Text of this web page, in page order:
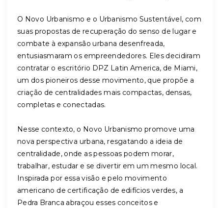
O Novo Urbanismo e o Urbanismo Sustentável, com
suas propostas de recuperação do senso de lugar e
combate à expansão urbana desenfreada,
entusiasmaram os empreendedores. Eles decidiram
contratar o escritório DPZ Latin America, de Miami,
um dos pioneiros desse movimento, que propõe a
criação de centralidades mais compactas, densas,
completas e conectadas.
Nesse contexto, o Novo Urbanismo promove uma
nova perspectiva urbana, resgatando a ideia de
centralidade, onde as pessoas podem morar,
trabalhar, estudar e se divertir em um mesmo local.
Inspirada por essa visão e pelo movimento
americano de certificação de edifícios verdes, a
Pedra Branca abraçou esses conceitos e